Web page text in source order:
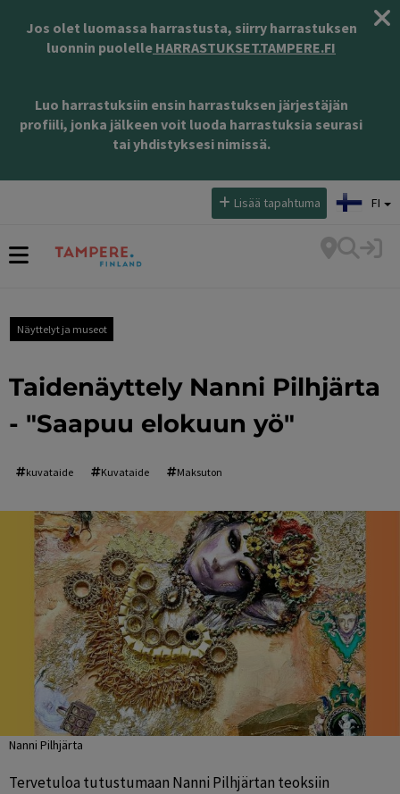
Jos olet luomassa harrastusta, siirry harrastuksen
luonnin puolelle HARRASTUKSET.TAMPERE.FI
Luo harrastuksiin ensin harrastuksen järjestäjän
profiili, jonka jälkeen voit luoda harrastuksia seurasi
tai yhdistyksesi nimissä.
Lisää tapahtuma FI
Näyttelyt ja museot
Taidenäyttely Nanni Pilhjärta
- "Saapuu elokuun yö"
kuvataide Kuvataide Maksuton
Nanni Pilhjärta
Tervetuloa tutustumaan Nanni Pilhjärtan teoksiin